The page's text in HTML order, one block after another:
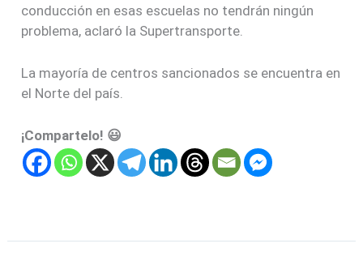
conducción en esas escuelas no tendrán ningún
problema, aclaró la Supertransporte.
La mayoría de centros sancionados se encuentra en
el Norte del país.
¡Compartelo! 😃